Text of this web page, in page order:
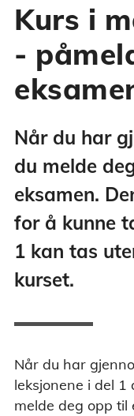
Kurs i
-
Når du har
du melde
eksamen.
for å kunne
1 kan tas
kurset.
Når du har
leksjonene i del
melde deg opp til